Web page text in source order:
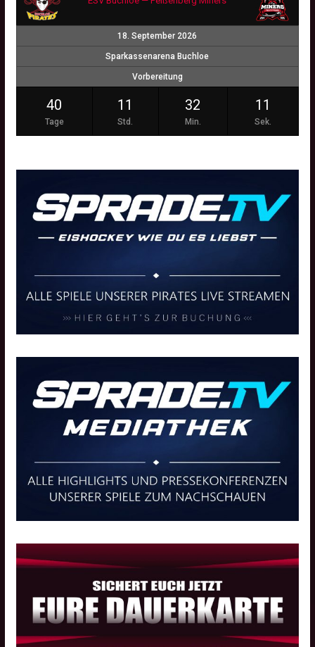
18. September 2026
Sparkassenarena Buchloe
Vorbereitung
40
Tage
11
Std.
32
Min.
10
Sek.